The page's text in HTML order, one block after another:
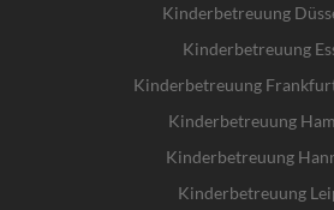
Kinderbetreuung
Kinderbetreuung
Kinderbetreuung
Kinderbetreuung
Kinderbetreuung
Kinderbetreuung